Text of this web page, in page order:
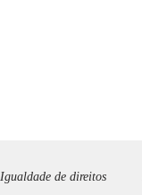
Igualdade de direitos